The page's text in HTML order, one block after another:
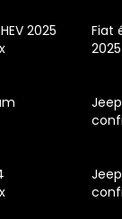
2025
Fiat
2025